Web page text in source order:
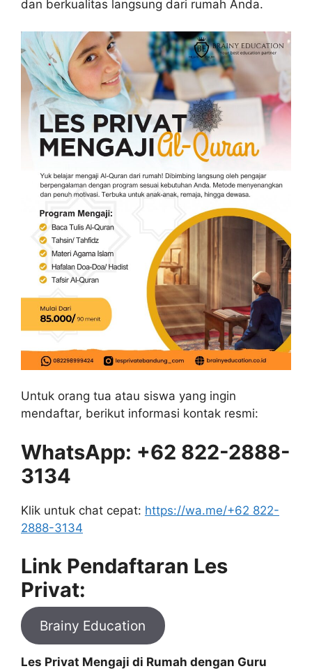
dan berkualitas langsung dari rumah Anda.
Untuk orang tua atau siswa yang ingin
mendaftar, berikut informasi kontak resmi:
WhatsApp: +62 822-2888-
3134
Klik untuk chat cepat: https://wa.me/+62 822-
2888-3134
Link Pendaftaran Les
Privat:
Brainy Education
Les Privat Mengaji di Rumah dengan Guru